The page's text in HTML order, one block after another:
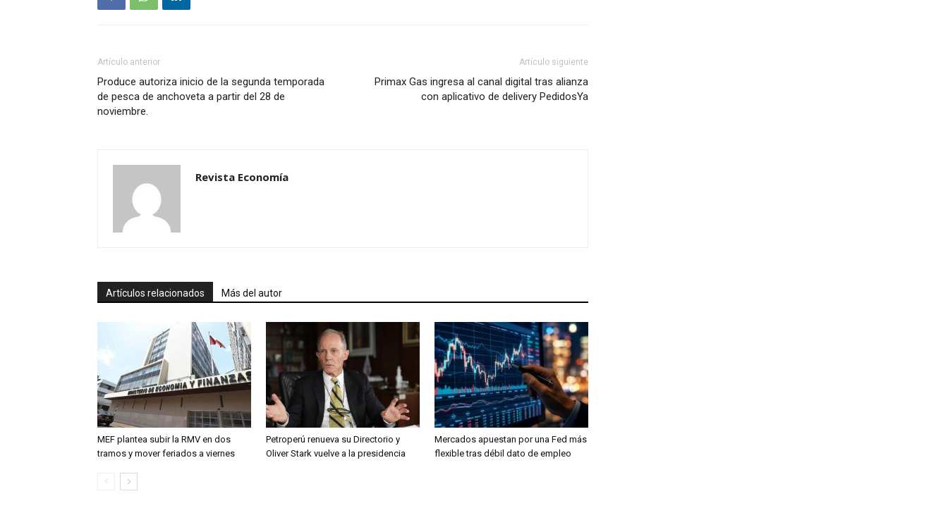
Artículo anterior
Produce autoriza inicio de la segunda temporada
de pesca de anchoveta a partir del 28 de
noviembre.
Artículo siguiente
Primax Gas ingresa al canal digital tras alianza
con aplicativo de delivery PedidosYa
Revista Economía
Artículos relacionados Más del autor
MEF plantea subir la RMV en dos
tramos y mover feriados a viernes
Petroperú renueva su Directorio y
Oliver Stark vuelve a la presidencia
Mercados apuestan por una Fed más
flexible tras débil dato de empleo